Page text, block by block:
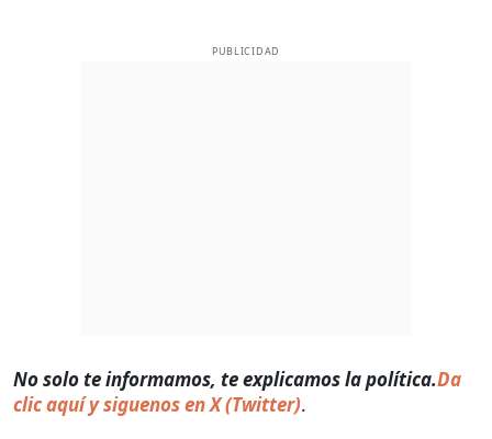
PUBLICIDAD
No solo te informamos, te explicamos la política.Da
clic aquí y siguenos en X (Twitter).